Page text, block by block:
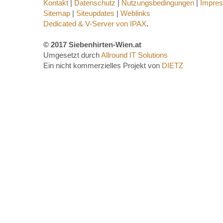
Kontakt Datenschutz Nutzungsbedingungen
Sitemap | Siteupdates | Weblinks
Dedicated & V-Server von IPAX.
© 2017 Siebenhirten-Wien.at
Umgesetzt durchAllround IT Solutions
Ein nicht kommerzielles Projekt von DIETZ